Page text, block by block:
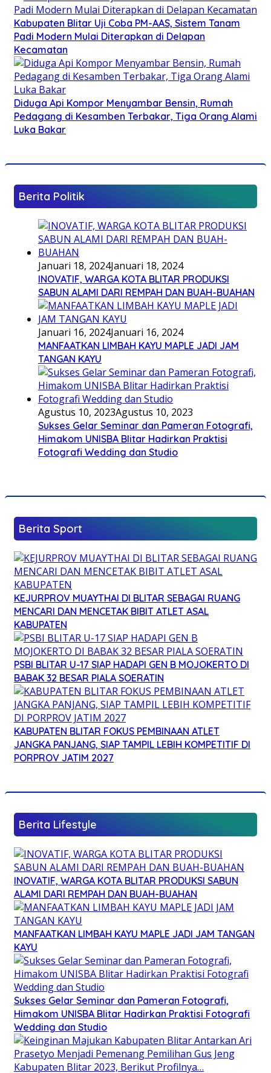
Kabupaten Blitar Uji Coba PM-AAS, Sistem Tanam
Padi Modern Mulai Diterapkan di Delapan
Kecamatan
Diduga Api Kompor Menyambar Bensin, Rumah
Pedagang di Kesamben Terbakar, Tiga Orang Alami
Luka Bakar
Berita Politik
Januari 18, 2024Januari 18, 2024
INOVATIF, WARGA KOTA BLITAR PRODUKSI
SABUN ALAMI DARI REMPAH DAN BUAH-BUAHAN
Januari 16, 2024Januari 16, 2024
MANFAATKAN LIMBAH KAYU MAPLE JADI JAM
TANGAN KAYU
Agustus 10, 2023Agustus 10, 2023
Sukses Gelar Seminar dan Pameran Fotografi,
Himakom UNISBA Blitar Hadirkan Praktisi
Fotografi Wedding dan Studio
Berita Sport
KEJURPROV MUAYTHAI DI BLITAR SEBAGAI RUANG
MENCARI DAN MENCETAK BIBIT ATLET ASAL
KABUPATEN
PSBI BLITAR U-17 SIAP HADAPI GEN B MOJOKERTO DI
BABAK 32 BESAR PIALA SOERATIN
KABUPATEN BLITAR FOKUS PEMBINAAN ATLET
JANGKA PANJANG, SIAP TAMPIL LEBIH KOMPETITIF DI
PORPROV JATIM 2027
Berita Lifestyle
INOVATIF, WARGA KOTA BLITAR PRODUKSI SABUN
ALAMI DARI REMPAH DAN BUAH-BUAHAN
MANFAATKAN LIMBAH KAYU MAPLE JADI JAM TANGAN
KAYU
Sukses Gelar Seminar dan Pameran Fotografi,
Himakom UNISBA Blitar Hadirkan Praktisi Fotografi
Wedding dan Studio